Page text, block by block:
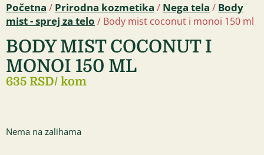
Početna / Prirodna kozmetika / Nega tela / Body
mist - sprej za telo / Body mist coconut i monoi 150 ml
BODY MIST COCONUT I
MONOI 150 ML
635 RSD/ kom
Nema na zalihama